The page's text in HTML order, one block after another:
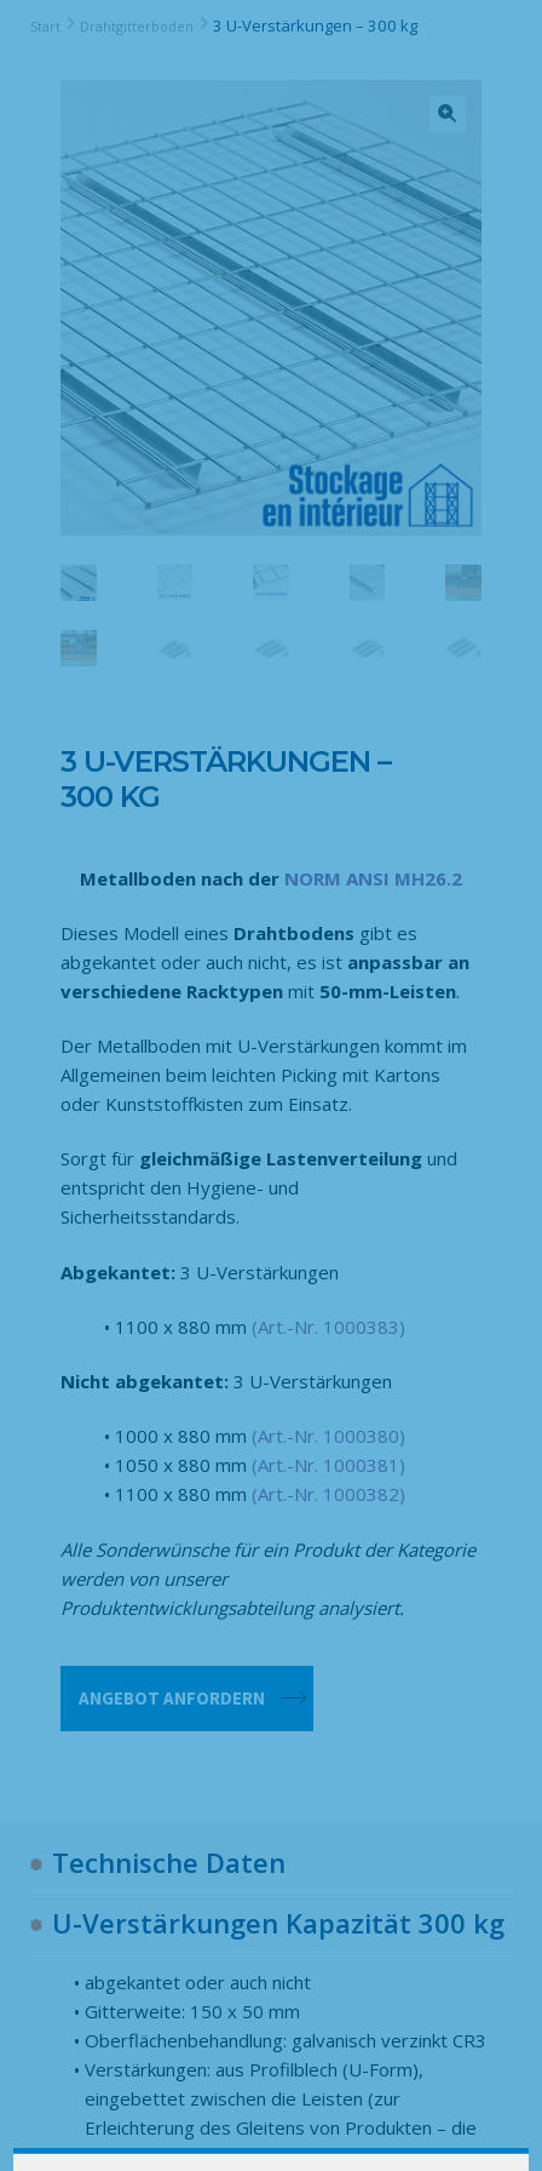
Start Drahtgitterböden 3 U-Verstärkungen – 300 kg
3 U-VERSTÄRKUNGEN –
300 KG
Metallboden nach der NORM ANSI MH26.2
Dieses Modell eines Drahtbodens gibt es
abgekantet oder auch nicht, es ist anpassbar an
verschiedene Racktypen mit 50-mm-Leisten.
Der Metallboden mit U-Verstärkungen kommt im
Allgemeinen beim leichten Picking mit Kartons
oder Kunststoffkisten zum Einsatz.
Sorgt für gleichmäßige Lastenverteilung und
entspricht den Hygiene- und
Sicherheitsstandards.
Abgekantet: 3 U-Verstärkungen
1100 x 880 mm (Art.-Nr. 1000383)
Nicht abgekantet: 3 U-Verstärkungen
1000 x 880 mm (Art.-Nr. 1000380)
1050 x 880 mm (Art.-Nr. 1000381)
1100 x 880 mm (Art.-Nr. 1000382)
Alle Sonderwünsche für ein Produkt der Kategorie
werden von unserer
Produktentwicklungsabteilung analysiert.
U-
Verstärkungen
ANGEBOT ANFORDERN
Technische Daten
U-Verstärkungen Kapazität 300 kg
abgekantet oder auch nicht
Gitterweite: 150 x 50 mm
Oberflächenbehandlung: galvanisch verzinkt CR3
Verstärkungen: aus Profilblech (U-Form),
eingebettet zwischen die Leisten (zur
Erleichterung des Gleitens von Produkten – die
oberen Drähte werden im Rack nach unten